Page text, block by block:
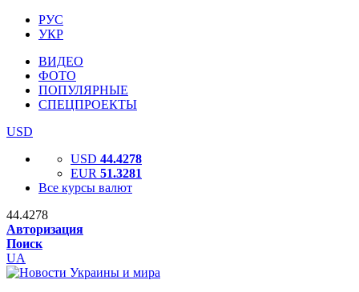
РУС
УКР
ВИДЕО
ФОТО
ПОПУЛЯРНЫЕ
СПЕЦПРОЕКТЫ
USD
USD 44.4278
EUR 51.3281
Все курсы валют
44.4278
Авторизация
Поиск
UA